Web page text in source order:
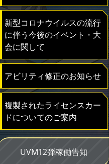
新型コロナウイルスの流行
に伴う今後のイベント・大
会に関して
アビリティ修正のお知らせ
複製されたライセンスカー
ドについてのご案内
UVM12弾稼働告知